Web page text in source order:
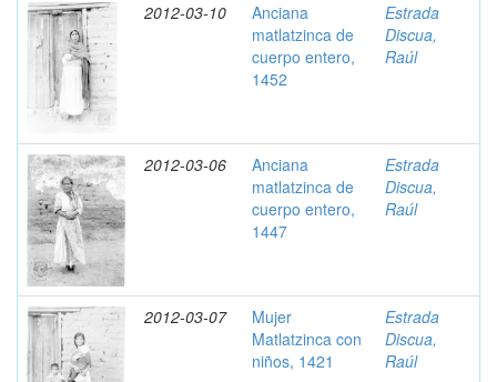
2012-03-10
Anciana
matlatzinca de
cuerpo entero,
1452
Estrada
Discua,
Raúl
2012-03-06
Anciana
matlatzinca de
cuerpo entero,
1447
Estrada
Discua,
Raúl
2012-03-07
Mujer
Matlatzinca con
niños, 1421
Estrada
Discua,
Raúl